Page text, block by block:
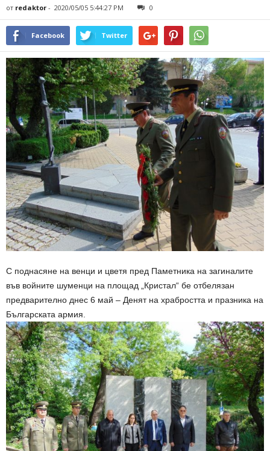
от redaktor - 2020/05/05 5:44:27 PM 0
Facebook Twitter
С поднасяне на венци и цветя пред Паметника на загиналите
във войните шуменци на площад „Кристал“ бе отбелязан
предварително днес 6 май – Денят на храбростта и празника на
Българската армия.